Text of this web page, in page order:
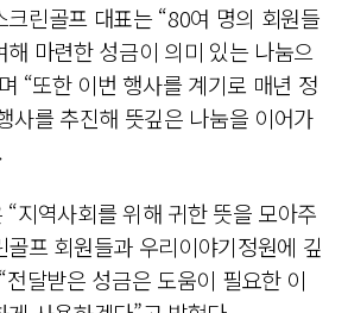
린골프 대표는 “80여 명의 회원들
해 마련한 성금이 의미 있는 나눔으
“또한 이번 행사를 계기로 매년 정
사를 추진해 뜻깊은 나눔을 이어가
지역사회를 위해 귀한 뜻을 모아주
프 회원들과 우리이야기정원에 깊
전달받은 성금은 도움이 필요한 이